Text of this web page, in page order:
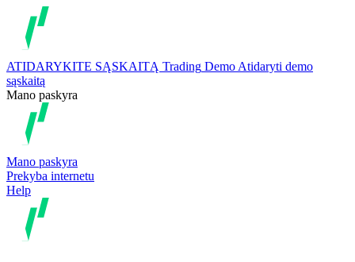
ATIDARYKITE SĄSKAITĄ Trading Demo Atidaryti demo
sąskaitą
Mano paskyra
Mano paskyra
Prekyba internetu
Help